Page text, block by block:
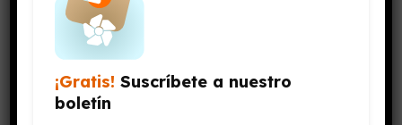
ambiente y salud
151 resultados encontrados
Buscar:
¡Gratis! Suscríbete a nuestro
boletín